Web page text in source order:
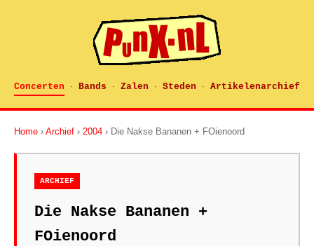
Concerten · Bands · Zalen · Steden · Artikelenarchief
Home › Archief › 2004 › Die Nakse Bananen + FOienoord
ARCHIEF
Die Nakse Bananen +
FOienoord